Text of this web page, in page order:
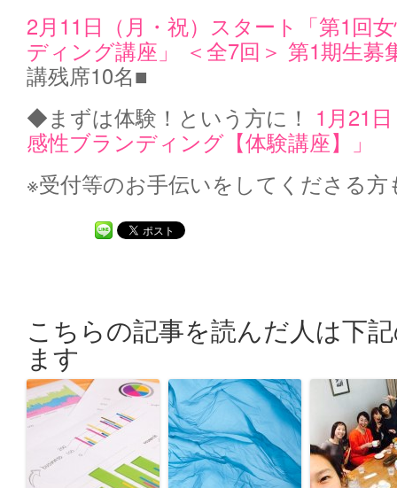
2月11日（月・祝）スタート「第1回
ディング講座」 ＜全7回＞ 第1期生募
講残席10名■
◆まずは体験！という方に！ 1月21
感性ブランディング【体験講座】」
※受付等のお手伝いをしてくださる方
こちらの記事を読んだ人は下
ます